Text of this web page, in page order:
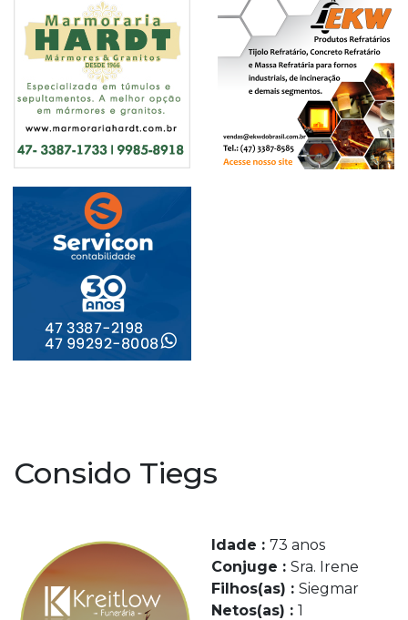
Consido Tiegs
Idade : 73 anos
Conjuge : Sra. Irene
Filhos(as) : Siegmar
Netos(as) : 1